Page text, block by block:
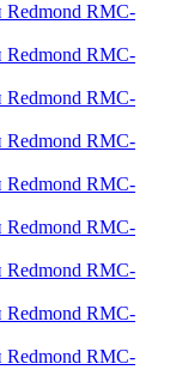
Redmond RMC-
Redmond RMC-
Redmond RMC-
Redmond RMC-
Redmond RMC-
Redmond RMC-
Redmond RMC-
Redmond RMC-
Redmond RMC-